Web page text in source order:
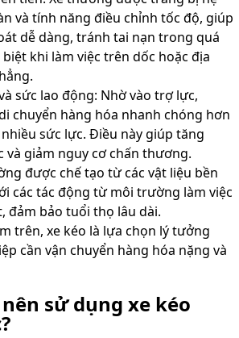
và tính năng điều chỉnh tốc độ, giúp
dễ dàng, tránh tai nạn trong quá
khi làm việc trên dốc hoặc địa
sức lao động: Nhờ vào trợ lực,
chuyển hàng hóa nhanh chóng hơn
sức lực. Điều này giúp tăng
và giảm nguy cơ chấn thương.
được chế tạo từ các vật liệu bền
các tác động từ môi trường làm việc
đảm bảo tuổi thọ lâu dài.
trên, xe kéo là lựa chọn lý tưởng
cần vận chuyển hàng hóa nặng và
sử dụng xe kéo